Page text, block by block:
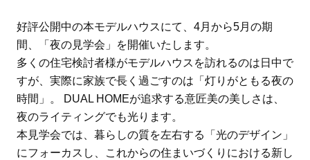
好評公開中の本モデルハウスにて、4月から5月の期
間、「夜の見学会」を開催いたします。
多くの住宅検討者様がモデルハウスを訪れるのは日中で
すが、実際に家族で長く過ごすのは「灯りがともる夜の
時間」。 DUAL HOMEが追求する意匠美の美しさは、
夜のライティングでも光ります。
本見学会では、暮らしの質を左右する「光のデザイン」
にフォーカスし、これからの住まいづくりにおける新し